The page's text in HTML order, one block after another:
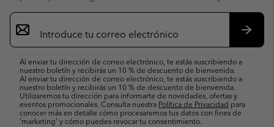
Suscripción
de
correo
Al enviar tu dirección de correo electrónico, te estás suscribiendo a
nuestro boletín y recibirás un 10 % de descuento de bienvenida.
Al enviar tu dirección de correo electrónico, te estás suscribiendo a
nuestro boletín y recibirás un 10 % de descuento de bienvenida.
Utilizaremos tu dirección para informarte de novedades, ofertas y
eventos promocionales. Consulta nuestra Política de Privacidad para
conocer más en detalle cómo procesaremos tus datos con fines de
’marketing’ y cómo puedes revocar tu consentimiento.